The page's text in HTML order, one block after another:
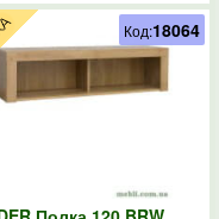
Код:18064